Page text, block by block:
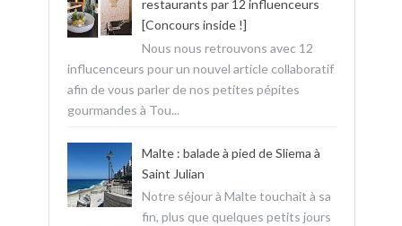
restaurants par 12 influenceurs
[Concours inside !]
Nous nous retrouvons avec 12
influcenceurs pour un nouvel article collaboratif
afin de vous parler de nos petites pépites
gourmandes à Tou...
Malte : balade à pied de Sliema à
Saint Julian
Notre séjour à Malte touchait à sa
fin, plus que quelques petits jours